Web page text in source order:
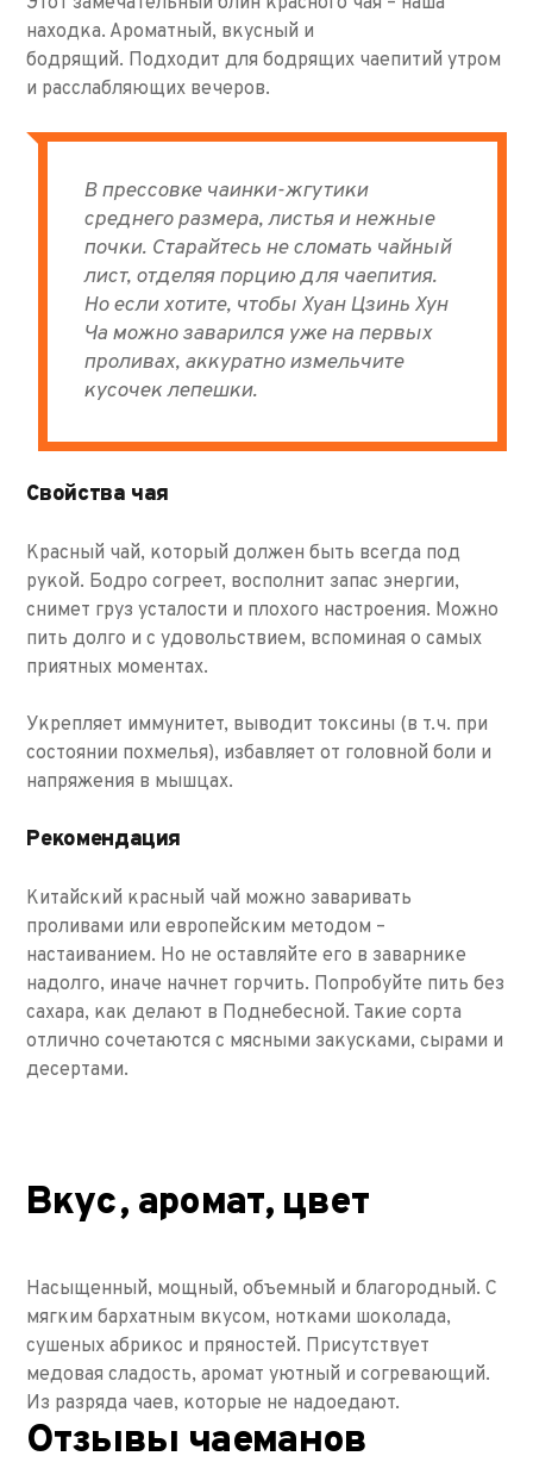
находка. Ароматный, вкусный и
бодрящий. Подходит для бодрящих чаепитий утром
и расслабляющих вечеров.
В прессовке чаинки-жгутики
среднего размера, листья и нежные
почки. Старайтесь не сломать чайный
лист, отделяя порцию для чаепития.
Но если хотите, чтобы Хуан Цзинь Хун
Ча можно заварился уже на первых
проливах, аккуратно измельчите
кусочек лепешки.
Свойства чая
Красный чай, который должен быть всегда под
рукой. Бодро согреет, восполнит запас энергии,
снимет груз усталости и плохого настроения. Можно
пить долго и с удовольствием, вспоминая о самых
приятных моментах.
Укрепляет иммунитет, выводит токсины (в т.ч. при
состоянии похмелья), избавляет от головной боли и
напряжения в мышцах.
Рекомендация
Китайский красный чай можно заваривать
проливами или европейским методом –
настаиванием. Но не оставляйте его в заварнике
надолго, иначе начнет горчить. Попробуйте пить без
сахара, как делают в Поднебесной. Такие сорта
отлично сочетаются с мясными закусками, сырами и
десертами.
Вкус, аромат, цвет
Насыщенный, мощный, объемный и благородный. С
мягким бархатным вкусом, нотками шоколада,
сушеных абрикос и пряностей. Присутствует
медовая сладость, аромат уютный и согревающий.
Из разряда чаев, которые не надоедают.
Отзывы чаеманов